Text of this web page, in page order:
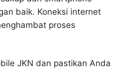
baik. Koneksi internet
proses
JKN dan pastikan Anda